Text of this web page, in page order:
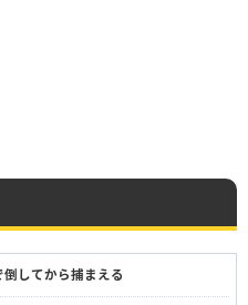
倒してから捕まえる